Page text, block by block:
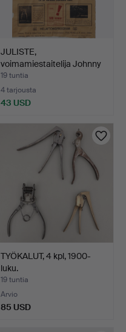
JULISTE,
voimamiestaitelija Johnny
Wall, O…
19 tuntia
4 tarjousta
43 USD
TYÖKALUT, 4 kpl, 1900-
luku.
19 tuntia
Arvio
85 USD